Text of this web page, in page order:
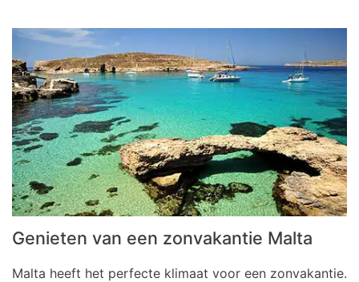
Genieten van een zonvakantie Malta
Malta heeft het perfecte klimaat voor een zonvakantie.